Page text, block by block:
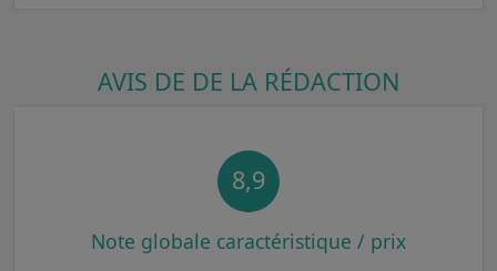
AVIS DE DE LA RÉDACTION
8,9
Note globale caractéristique / prix